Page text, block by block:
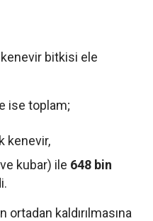
bitkisi ele
ise toplam;
kenevir,
kubar) ile 648 bin
kaldırılmasına